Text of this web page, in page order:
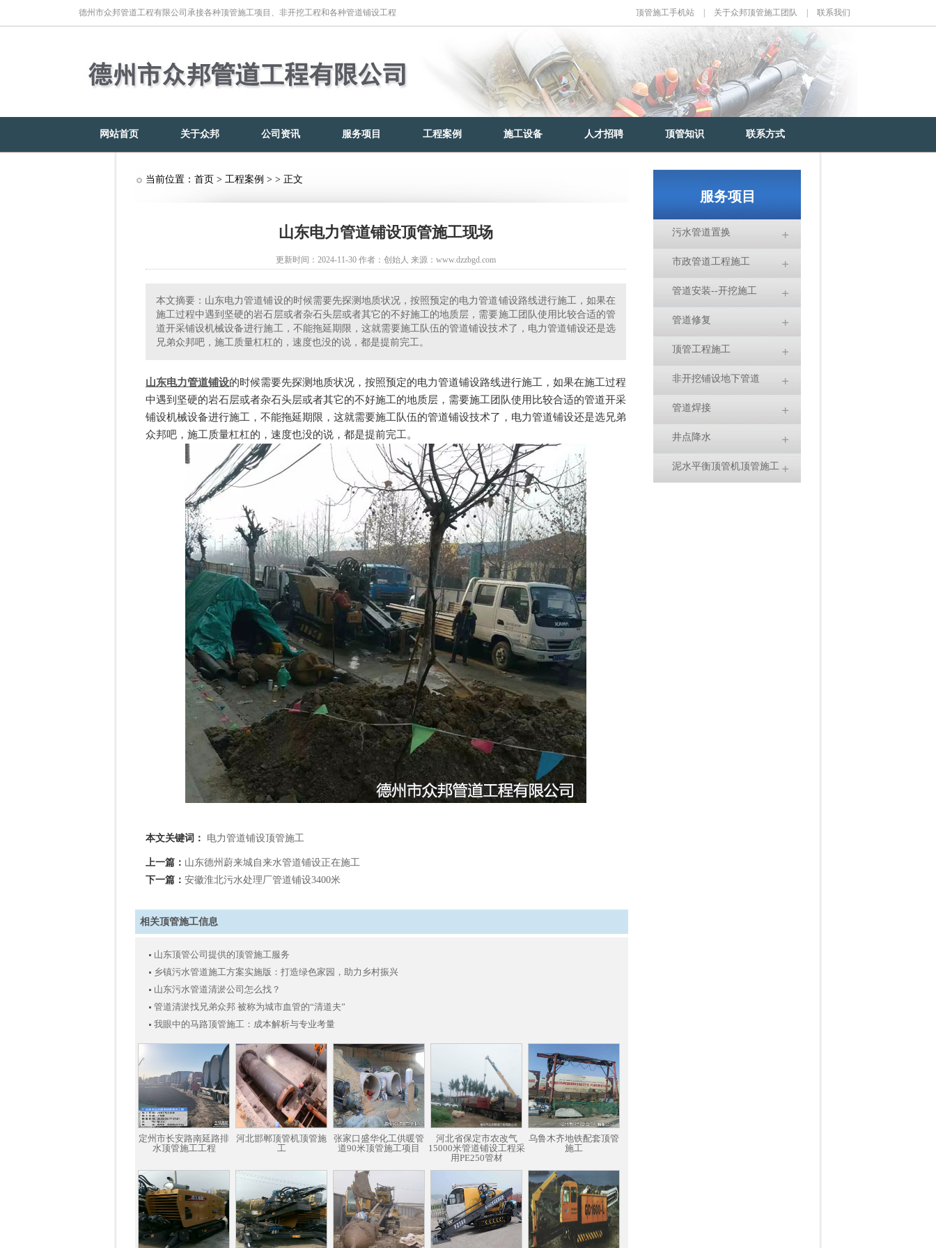
德州市众邦管道工程有限公司承接各种顶管施工项目、非开挖工程和各种管道铺设工程 顶管施工手机站 关于众邦顶管施工团队 联系我们
网站首页 关于众邦 公司资讯 服务项目 工程案例 施工设备 人才招聘 顶管知识 联系方式
当前位置： 首页 > 工程案例 > > 正文
山东电力管道铺设顶管施工现场
更新时间：2024-11-30 作者：创始人 来源：www.dzzbgd.com
本文摘要：山东电力管道铺设的时候需要先探测地质状况，按照预定的电力管道铺设路线进行施工，如果在
施工过程中遇到坚硬的岩石层或者杂石头层或者其它的不好施工的地质层，需要施工团队使用比较合适的管
道开采铺设机械设备进行施工，不能拖延期限，这就需要施工队伍的管道铺设技术了，电力管道铺设还是选
兄弟众邦吧，施工质量杠杠的，速度也没的说，都是提前完工。
山东电力管道铺设的时候需要先探测地质状况，按照预定的电力管道铺设路线进行施工，如果在施工过程
中遇到坚硬的岩石层或者杂石头层或者其它的不好施工的地质层，需要施工团队使用比较合适的管道开采
铺设机械设备进行施工，不能拖延期限，这就需要施工队伍的管道铺设技术了，电力管道铺设还是选兄弟
众邦吧，施工质量杠杠的，速度也没的说，都是提前完工。
本文关键词： 电力管道铺设顶管施工
上一篇： 山东德州蔚来城自来水管道铺设正在施工
下一篇： 安徽淮北污水处理厂管道铺设3400米
相关顶管施工信息
山东顶管公司提供的顶管施工服务
乡镇污水管道施工方案实施版：打造绿色家园，助力乡村振兴
山东污水管道清淤公司怎么找？
管道清淤找兄弟众邦 被称为城市血管的“清道夫”
我眼中的马路顶管施工：成本解析与专业考量
定州市长安路南延路排
水顶管施工工程
河北邯郸顶管机顶管施
工
张家口盛华化工供暖管
道90米顶管施工项目
河北省保定市农改气
15000米管道铺设工程采
用PE250管材
乌鲁木齐地铁配套顶管
施工
服务项目
污水管道置换
市政管道工程施工
管道安装--开挖施工
管道修复
顶管工程施工
非开挖铺设地下管道
管道焊接
井点降水
泥水平衡顶管机顶管施工